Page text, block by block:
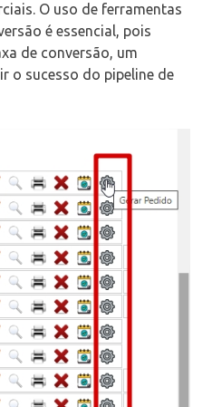
O uso de ferramentas
é essencial, pois
de conversão, um
o sucesso do pipeline de